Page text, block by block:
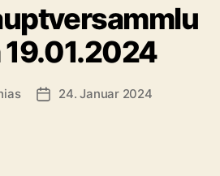
19.01.2024
Veröffentlichungsdatum
24. Januar 2024